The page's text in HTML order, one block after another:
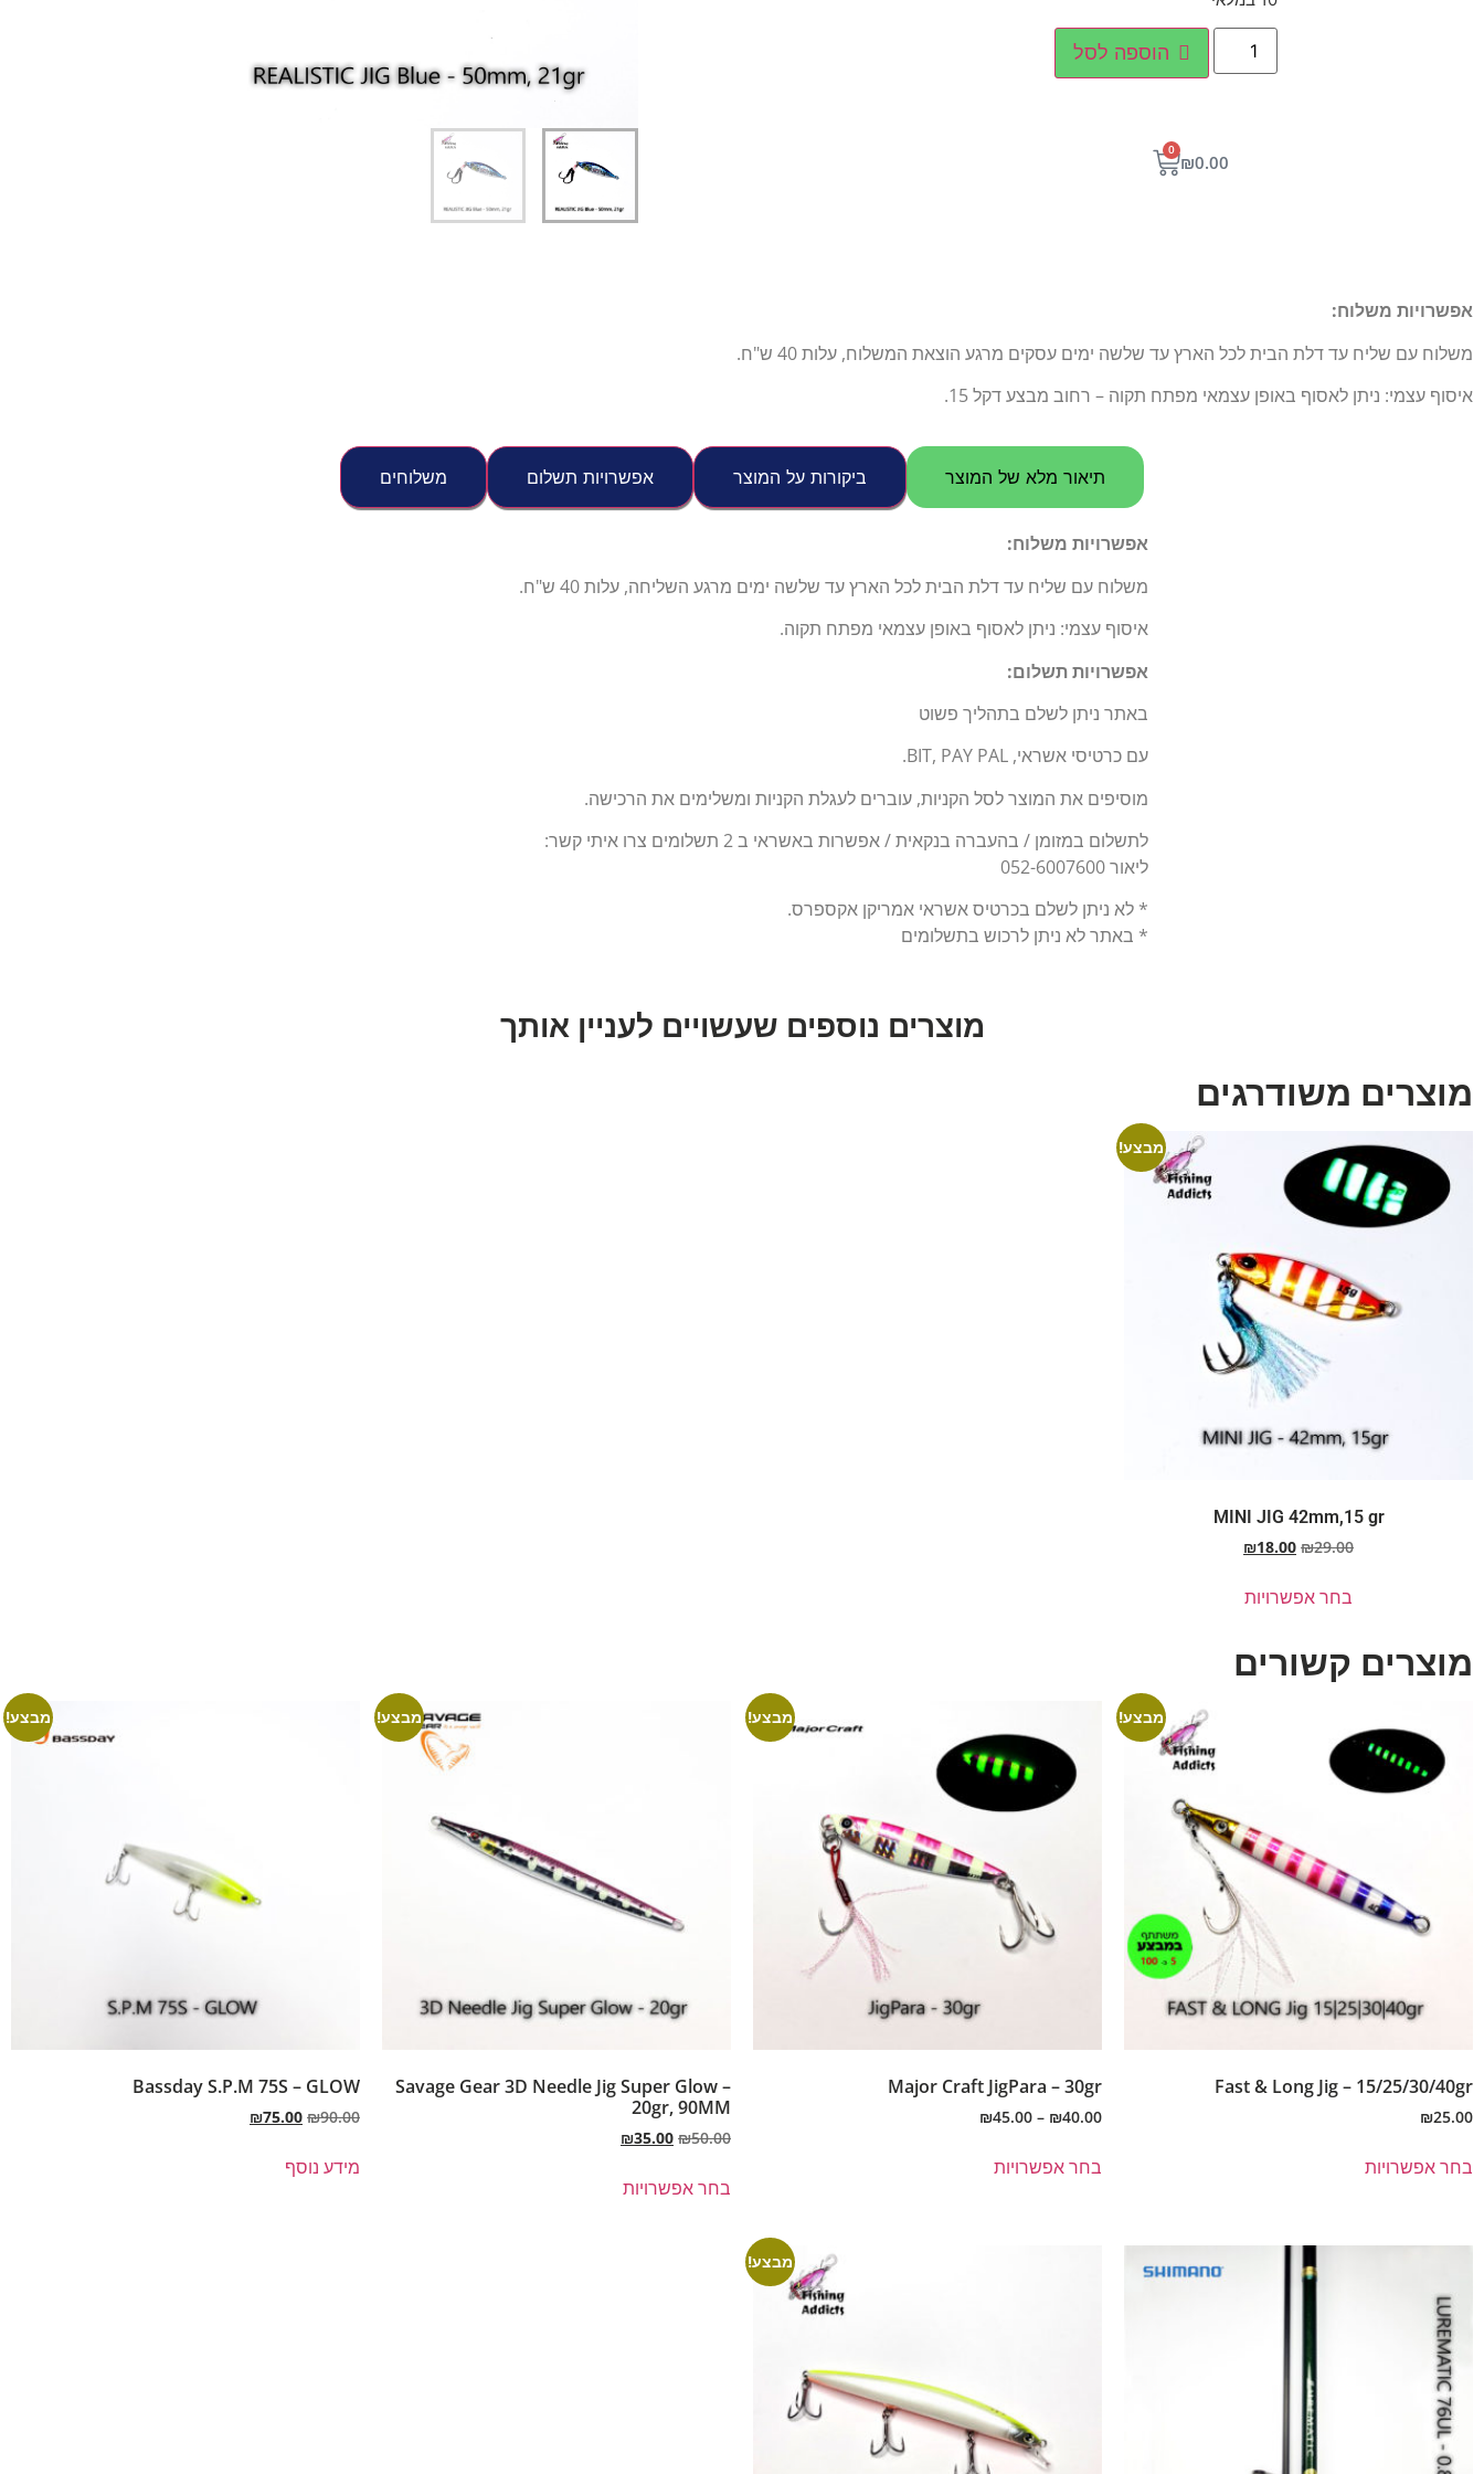
החנות שלי – ציוד מומלץ שווה להכנס!
סל קניות
הוספה לסל
₪0.00
0
אפשרויות משלוח:
משלוח עם שליח עד דלת הבית לכל הארץ עד שלשה ימים עסקים מרגע הוצאת המשלוח, עלות 40 ש"ח.
איסוף עצמי: ניתן לאסוף באופן עצמאי מפתח תקוה – רחוב מבצע דקל 15.
תיאור מלא של המוצר ביקורות על המוצר אפשרויות תשלום משלוחים
אפשרויות משלוח:
משלוח עם שליח עד דלת הבית לכל הארץ עד שלשה ימים מרגע השליחה, עלות 40 ש"ח.
איסוף עצמי: ניתן לאסוף באופן עצמאי מפתח תקוה.
אפשרויות תשלום:
באתר ניתן לשלם בתהליך פשוט
עם כרטיסי אשראי, BIT, PAY PAL.
מוסיפים את המוצר לסל הקניות, עוברים לעגלת הקניות ומשלימים את הרכישה.
לתשלום במזומן / בהעברה בנקאית / אפשרות באשראי ב 2 תשלומים צרו איתי קשר:
ליאור 052-6007600
* לא ניתן לשלם בכרטיס אשראי אמריקן אקספרס.
* באתר לא ניתן לרכוש בתשלומים
מוצרים נוספים שעשויים לעניין אותך
מוצרים משודרגים
מבצע!
MINI JIG 42mm,15 gr
₪29.00
₪18.00
בחר אפשרויות
מוצרים קשורים
מבצע!
Fast & Long Jig – 15/25/30/40gr
₪25.00
בחר אפשרויות
מבצע!
Major Craft JigPara – 30gr
₪40.00
–
₪45.00
בחר אפשרויות
מבצע!
Savage Gear 3D Needle Jig Super Glow –
20gr, 90MM
₪50.00
₪35.00
בחר אפשרויות
מבצע!
Bassday S.P.M 75S – GLOW
₪90.00
₪75.00
מידע נוסף
מבצע!